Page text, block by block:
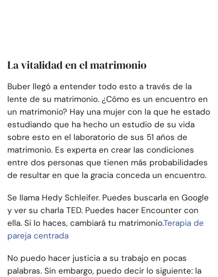
La vitalidad en el matrimonio
Buber llegó a entender todo esto a través de la
lente de su matrimonio. ¿Cómo es un encuentro en
un matrimonio? Hay una mujer con la que he estado
estudiando que ha hecho un estudio de su vida
sobre esto en el laboratorio de sus 51 años de
matrimonio. Es experta en crear las condiciones
entre dos personas que tienen más probabilidades
de resultar en que la gracia conceda un encuentro.
Se llama Hedy Schleifer. Puedes buscarla en Google
y ver su charla TED. Puedes hacer Encounter con
ella. Si lo haces, cambiará tu matrimonio.Terapia de
pareja centrada
No puedo hacer justicia a su trabajo en pocas
palabras. Sin embargo, puedo decir lo siguiente: la